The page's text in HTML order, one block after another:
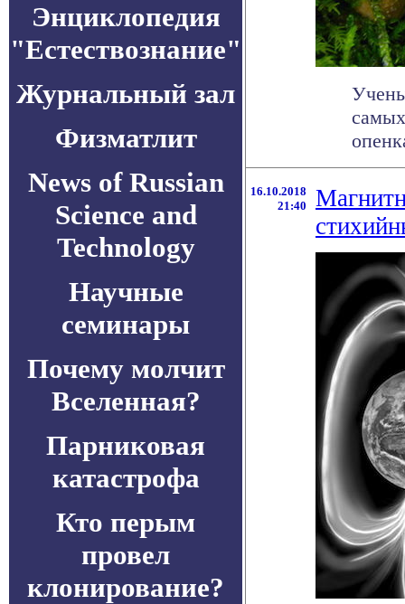
Энциклопедия
"Естествознание"
Журнальный зал
Физматлит
News of Russian
Science and
Technology
Научные
семинары
Почему молчит
Вселенная?
Парниковая
катастрофа
Кто перым
провел
клонирование?
16.10.2018
21:40